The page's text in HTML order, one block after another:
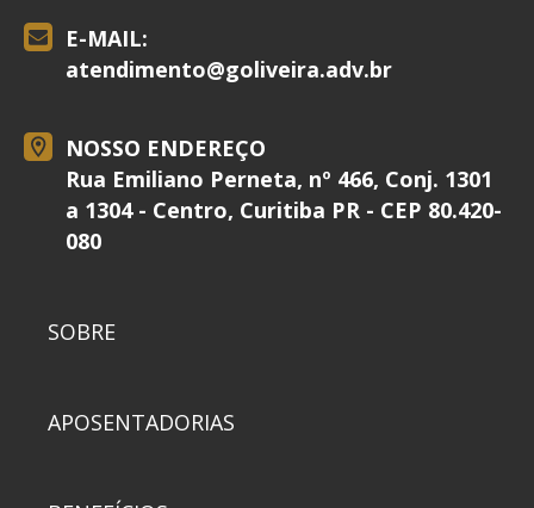
E-MAIL:
atendimento@goliveira.adv.br
NOSSO ENDEREÇO
Rua Emiliano Perneta, nº 466, Conj. 1301
a 1304 - Centro, Curitiba PR - CEP 80.420-
080
SOBRE
APOSENTADORIAS